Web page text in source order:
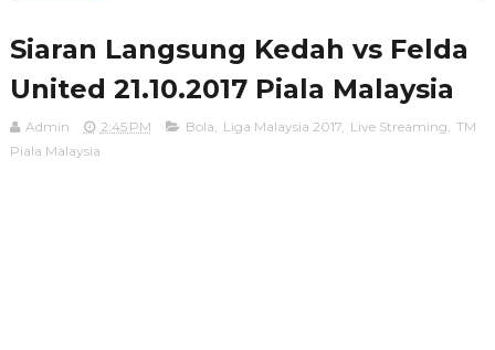
Siaran Langsung Kedah vs Felda
United 21.10.2017 Piala Malaysia
Admin 2:45 PM Bola, Liga Malaysia 2017, Live Streaming, TM
Piala Malaysia